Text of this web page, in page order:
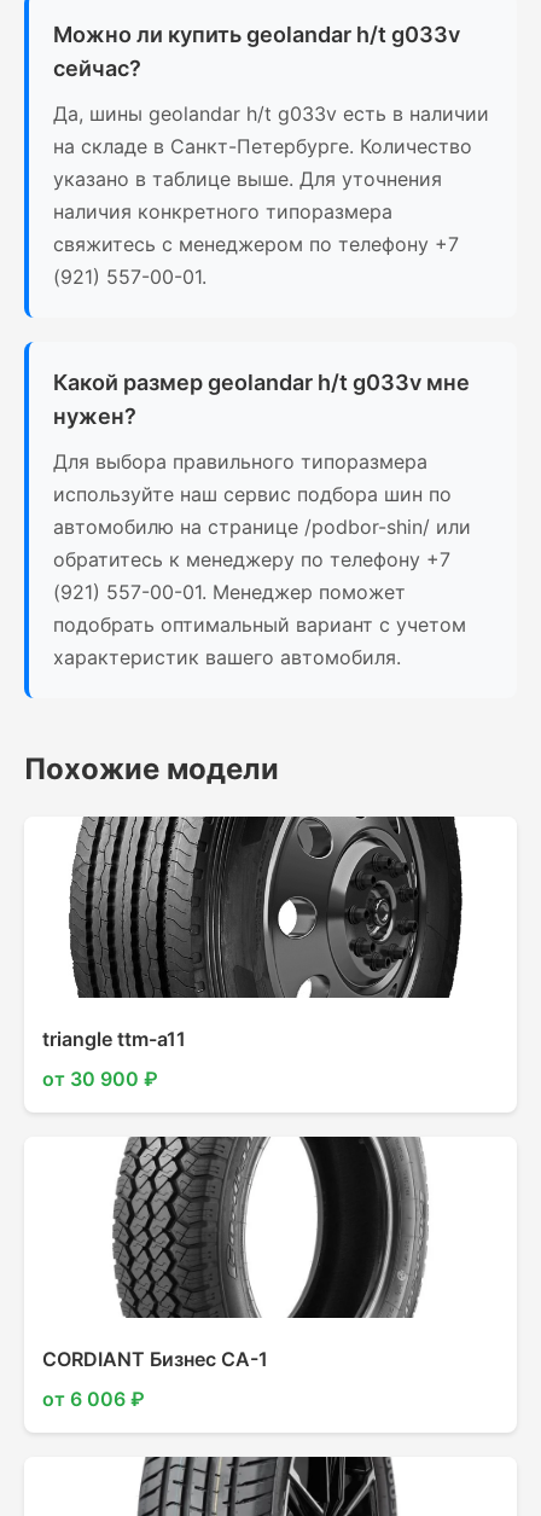
Можно ли купить geolandar h/t g033v
сейчас?
Да, шины geolandar h/t g033v есть в наличии
на складе в Санкт-Петербурге. Количество
указано в таблице выше. Для уточнения
наличия конкретного типоразмера
свяжитесь с менеджером по телефону +7
(921) 557-00-01.
Какой размер geolandar h/t g033v мне
нужен?
Для выбора правильного типоразмера
используйте наш сервис подбора шин по
автомобилю на странице /podbor-shin/ или
обратитесь к менеджеру по телефону +7
(921) 557-00-01. Менеджер поможет
подобрать оптимальный вариант с учетом
характеристик вашего автомобиля.
Похожие модели
triangle ttm-a11
от 30 900 ₽
CORDIANT Бизнес CA-1
от 6 006 ₽